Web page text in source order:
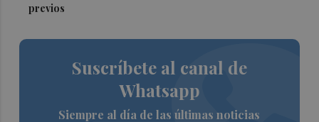
previos
Suscríbete al canal de
Whatsapp
Siempre al día de las últimas noticias